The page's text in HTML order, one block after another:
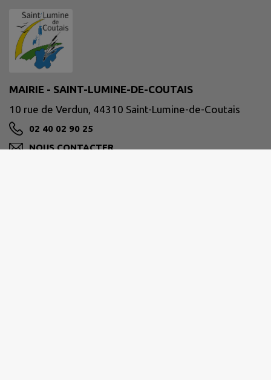
MAIRIE - SAINT-LUMINE-DE-COUTAIS
10 rue de Verdun, 44310 Saint-Lumine-de-Coutais
02 40 02 90 25
NOUS CONTACTER